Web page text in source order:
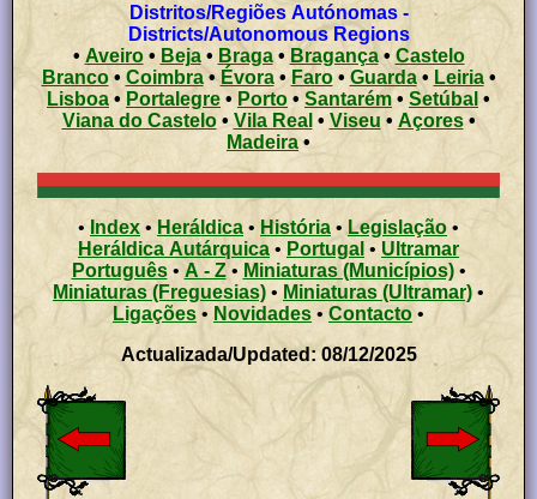
Distritos/Regiões Autónomas -
Districts/Autonomous Regions
• Aveiro• Beja• Braga• Bragança•Castelo
Branco• Coimbra• Évora• Faro• Guarda• Leiria•
Lisboa • Portalegre • Porto •Santarém• Setúbal •
Viana do Castelo•Vila Real • Viseu • Açores •
Madeira •
• Index •Heráldica • História • Legislação •
Heráldica Autárquica • Portugal • Ultramar
Português• A - Z• Miniaturas (Municípios)•
Miniaturas (Freguesias) • Miniaturas (Ultramar) •
Ligações •Novidades • Contacto •
Actualizada/Updated: 08/12/2025